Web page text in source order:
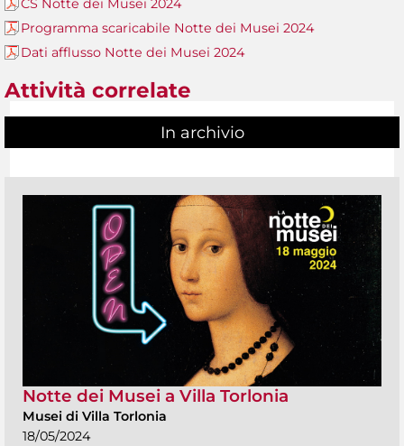
CS Notte dei Musei 2024
Programma scaricabile Notte dei Musei 2024
Dati afflusso Notte dei Musei 2024
Attività correlate
In archivio
Notte dei Musei a Villa Torlonia
Musei di Villa Torlonia
18/05/2024